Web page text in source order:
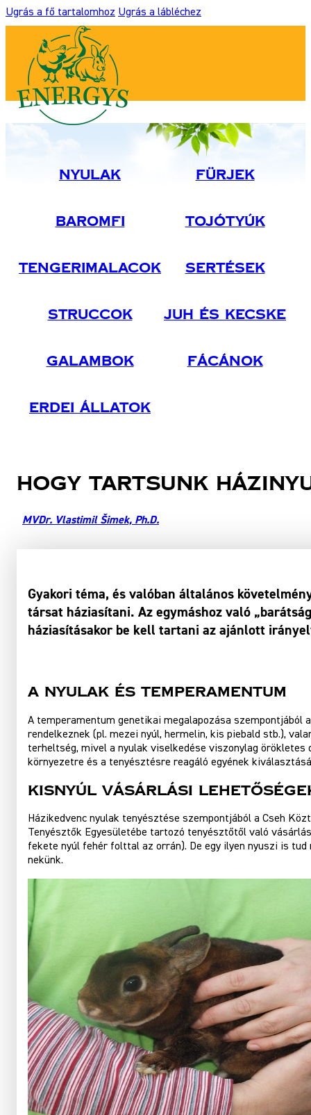
Ugrás a fő tartalomhoz Ugrás a lábléchez
Nyulak Fürjek
Baromfi Tojótyúk
Tengerimalacok Sertések
Struccok Juh És Kecske
Galambok Fácánok
Erdei Állatok
Hogy tartsunk
MVDr. Vlastimil Šimek, Ph.D.
Gyakori téma, és valóban általános
társat háziasítani. Az egymáshoz való
háziasításakor be kell tartani az ajánlott
A nyulak és temperamentum
A temperamentum genetikai megalapozása
rendelkeznek (pl. mezei nyúl, hermelin, kis piebald stb.),
terheltség, mivel a nyulak viselkedése viszonylag
környezetre és a tenyésztésre reagáló egyének
Kisnyúl vásárlási
Házikedvenc nyulak tenyésztése szempontjából a Cseh
Tenyésztők Egyesületébe tartozó tenyésztőtől való
fekete nyúl fehér folttal az orrán). De egy ilyen nyuszi is
nekünk.